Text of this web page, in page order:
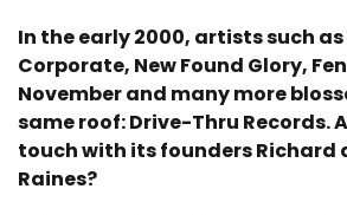
In the early 2000, artists such
Corporate, New Found Glory,
November and many more
same roof: Drive-Thru Records.
touch with its founders Richard
Raines?